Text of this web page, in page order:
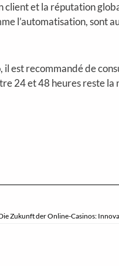
et la réputation
l’automatisation, sont
il est recommandé de
24 et 48 heures reste la
Zukunft der Online-Casinos: